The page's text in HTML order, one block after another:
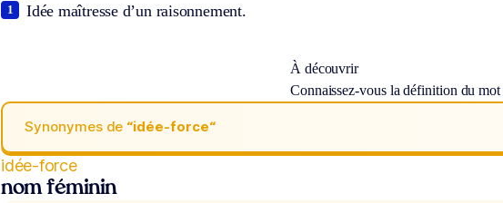
Idée maîtresse d’un raisonnement.
1
À découvrir
Connaissez-vous la définition du mot
Synonymes de “idée-force“
idée-force
nom féminin